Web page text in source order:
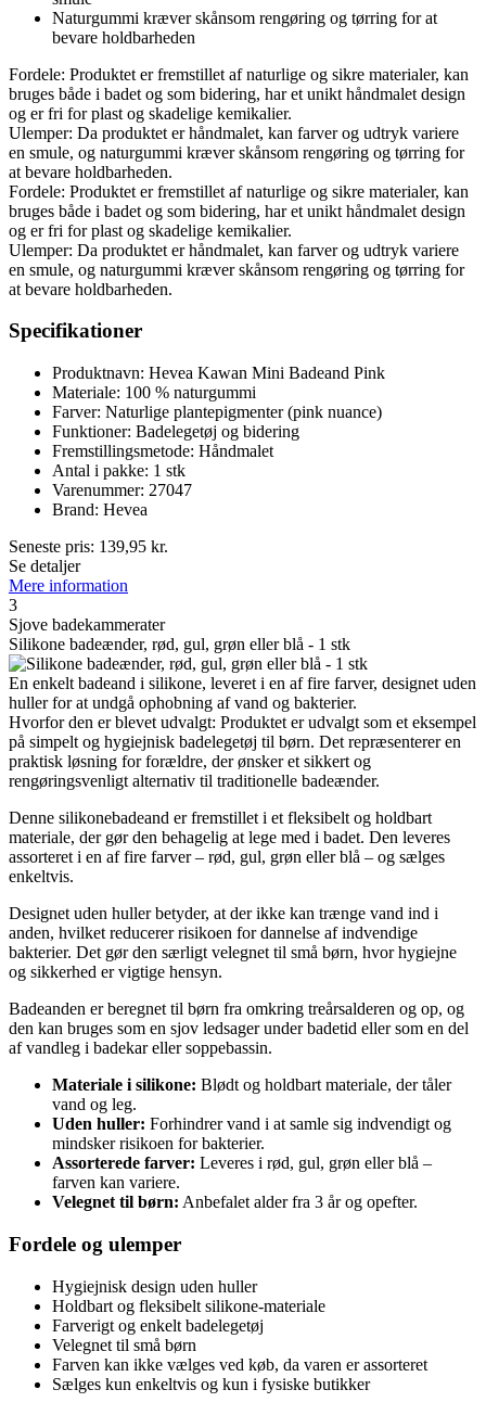
Naturgummi kræver skånsom rengøring og tørring for at
bevare holdbarheden
Fordele: Produktet er fremstillet af naturlige og sikre materialer, kan
bruges både i badet og som bidering, har et unikt håndmalet design
og er fri for plast og skadelige kemikalier.
Ulemper: Da produktet er håndmalet, kan farver og udtryk variere
en smule, og naturgummi kræver skånsom rengøring og tørring for
at bevare holdbarheden.
Fordele: Produktet er fremstillet af naturlige og sikre materialer, kan
bruges både i badet og som bidering, har et unikt håndmalet design
og er fri for plast og skadelige kemikalier.
Ulemper: Da produktet er håndmalet, kan farver og udtryk variere
en smule, og naturgummi kræver skånsom rengøring og tørring for
at bevare holdbarheden.
Specifikationer
Produktnavn: Hevea Kawan Mini Badeand Pink
Materiale: 100 % naturgummi
Farver: Naturlige plantepigmenter (pink nuance)
Funktioner: Badelegetøj og bidering
Fremstillingsmetode: Håndmalet
Antal i pakke: 1 stk
Varenummer: 27047
Brand: Hevea
Seneste pris: 139,95 kr.
Se detaljer
Mere information
3
Sjove badekammerater
Silikone badeænder, rød, gul, grøn eller blå - 1 stk
En enkelt badeand i silikone, leveret i en af fire farver, designet uden
huller for at undgå ophobning af vand og bakterier.
Hvorfor den er blevet udvalgt: Produktet er udvalgt som et eksempel
på simpelt og hygiejnisk badelegetøj til børn. Det repræsenterer en
praktisk løsning for forældre, der ønsker et sikkert og
rengøringsvenligt alternativ til traditionelle badeænder.
Denne silikonebadeand er fremstillet i et fleksibelt og holdbart
materiale, der gør den behagelig at lege med i badet. Den leveres
assorteret i en af fire farver – rød, gul, grøn eller blå – og sælges
enkeltvis.
Designet uden huller betyder, at der ikke kan trænge vand ind i
anden, hvilket reducerer risikoen for dannelse af indvendige
bakterier. Det gør den særligt velegnet til små børn, hvor hygiejne
og sikkerhed er vigtige hensyn.
Badeanden er beregnet til børn fra omkring treårsalderen og op, og
den kan bruges som en sjov ledsager under badetid eller som en del
af vandleg i badekar eller soppebassin.
Materiale i silikone: Blødt og holdbart materiale, der tåler
vand og leg.
Uden huller: Forhindrer vand i at samle sig indvendigt og
mindsker risikoen for bakterier.
Assorterede farver: Leveres i rød, gul, grøn eller blå –
farven kan variere.
Velegnet til børn: Anbefalet alder fra 3 år og opefter.
Fordele og ulemper
Hygiejnisk design uden huller
Holdbart og fleksibelt silikone-materiale
Farverigt og enkelt badelegetøj
Velegnet til små børn
Farven kan ikke vælges ved køb, da varen er assorteret
Sælges kun enkeltvis og kun i fysiske butikker